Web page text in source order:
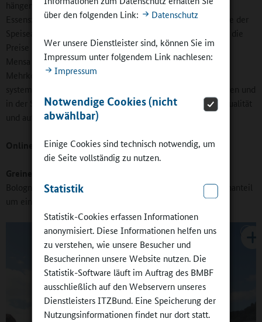
über den folgenden Link:
Datenschutz
Wer unsere Dienstleister sind, können Sie im
Impressum unter folgendem Link nachlesen:
Impressum
Notwendige Cookies (nicht
abwählbar)
Einige Cookies sind technisch notwendig, um
die Seite vollständig zu nutzen.
Statistik
Statistik-Cookies erfassen Informationen
anonymisiert. Diese Informationen helfen uns
zu verstehen, wie unsere Besucher und
Besucherinnen unsere Website nutzen. Die
Statistik-Software läuft im Auftrag des BMBF
ausschließlich auf den Webservern unseres
Dienstleisters ITZBund. Eine Speicherung der
Nutzungsinformationen findet nur dort statt.
hängen von vielen Faktoren ab: Von der Akzeptanz und den
Essenszahlen, den Fleischanteilen im Speiseplan, der Menge der
Speiseabfälle und vielem mehr. Sich bei den Kosten nur auf die
Preise im Einkauf zu fokussieren, greift zu kurz. Wenn eine
Mensa nur die Lieferanten austauscht, ist sie natürlich mit
Mehrkosten konfrontiert. Es ist deshalb wichtig, einen
systematischen Ansatz zu verfolgen. Auch bei den Rezepturen und
in der Speiseplanung können die Küchen Einfluss auf die Qualität
und auf die Kosten nehmen.
Online-Redaktion: Können Sie ein Beispiel nennen?
Greiner
Bolognese-Soße durch Bio-Fleisch ersetzen und den Fleischanteil
um ein Viertel senken.